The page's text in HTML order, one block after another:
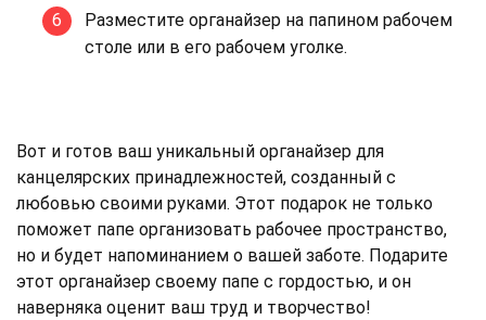
Разместите органайзер на папином рабочем
столе или в его рабочем уголке.
Вот и готов ваш уникальный органайзер для
канцелярских принадлежностей, созданный с
любовью своими руками. Этот подарок не только
поможет папе организовать рабочее пространство,
но и будет напоминанием о вашей заботе. Подарите
этот органайзер своему папе с гордостью, и он
наверняка оценит ваш труд и творчество!